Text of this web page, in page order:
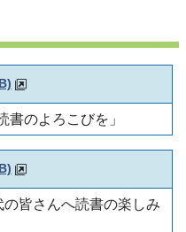
書のよろこびを」
皆さんへ読書の楽しみ